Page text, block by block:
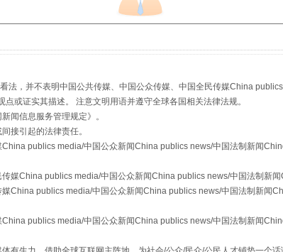
"炒鞋教程"里的骗局
法，并不表明中国公共传媒、中国公众传媒、中国全民传媒China
或证实其描述。 注意文明用语并遵守全球各国相关法律法规。
新闻信息服务管理规定》。
接引起的法律责任。
publics media/中国公众新闻China publics news/中国法制新闻
媒China publics media/中国公众新闻China publics news/中国法制新
China publics media/中国公众新闻China publics news/中国法制新闻
publics media/中国公众新闻China publics news/中国法制新闻